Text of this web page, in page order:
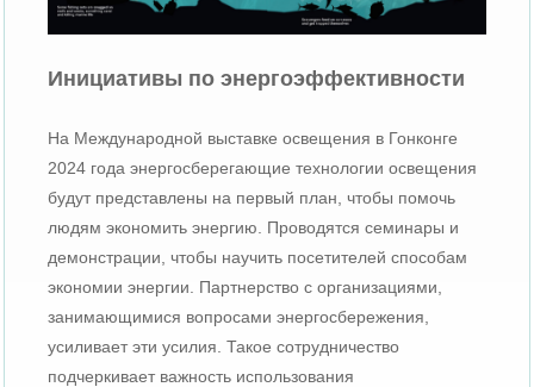
Инициативы по энергоэффективности
На Международной выставке освещения в Гонконге
2024 года энергосберегающие технологии освещения
будут представлены на первый план, чтобы помочь
людям экономить энергию. Проводятся семинары и
демонстрации, чтобы научить посетителей способам
экономии энергии. Партнерство с организациями,
занимающимися вопросами энергосбережения,
усиливает эти усилия. Такое сотрудничество
подчеркивает важность использования